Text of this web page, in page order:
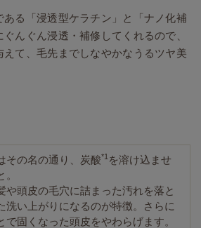
ある「浸透型ケラチン」と「ナノ化補
んぐん浸透・補修してくれるので、
えて、毛先までしなやかなうるツヤ美
その名の通り、炭酸*1 を溶け込ませ
や頭皮の毛穴に詰まった汚れを落と
洗い上がりになるのが特徴。さらに
で固くなった頭皮をやわらげます。